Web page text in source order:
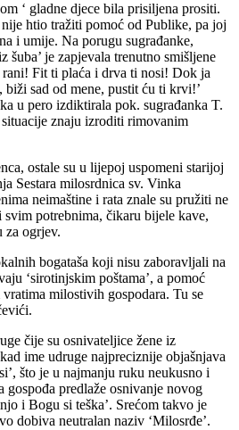
‘ gladne djece bila prisiljena prositi.
htio tražiti pomoć od Publike, pa joj
i umije. Na porugu sugrađanke,
šuba’ je zapjevala trenutno smišljene
Fit ti plaća i drva ti nosi! Dok ja
sad od mene, pustit ću ti krvi!’
u pero izdiktirala pok. sugrađanka T.
znaju izroditi rimovanim
ostale su u lijepoj uspomeni starijoj
Sestara milosrdnica sv. Vinka
neimaštine i rata znale su pružiti ne
svim potrebnima, čikaru bijele kave,
ogrjev.
bogataša koji nisu zaboravljali na
‘sirotinjskim poštama’, a pomoć
milostivih gospodara. Tu se
čije su osnivateljice žene iz
ime udruge najpreciznije objašnjava
što je u najmanju ruku neukusno i
gospođa predlaže osnivanje novog
i Bogu si teška’. Srećom takvo je
dobiva neutralan naziv ‘Milosrđe’.